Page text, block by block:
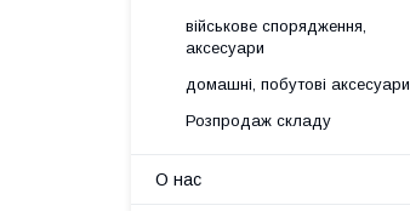
військове спорядження,
аксесуари
домашні, побутові аксесуари
Розпродаж складу
О нас